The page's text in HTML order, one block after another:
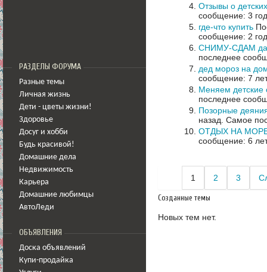
РАЗДЕЛЫ ФОРУМА
Разные темы
Личная жизнь
Дети - цветы жизни!
Здоровье
Досуг и хобби
Будь красивой!
Домашние дела
Недвижимость
Карьера
Домашние любимцы
АвтоЛеди
ОБЪЯВЛЕНИЯ
Доска объявлений
Купи-продайка
Отзывы о
сообщение: 3
где-что купить
сообщение: 2
СНИМУ-СДАМ
последнее
дед мороз на
сообщение: 7
Меняем детские
последнее
Позорные
назад. Самое
ОТДЫХ НА
сообщение: 6
1 2 3
Созданные темы
Новых тем нет.